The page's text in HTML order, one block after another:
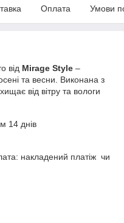
Оплата Умови
від Mirage Style –
та весни. Виконана з
від вітру та вологи
14 днів
накладений платіж чи